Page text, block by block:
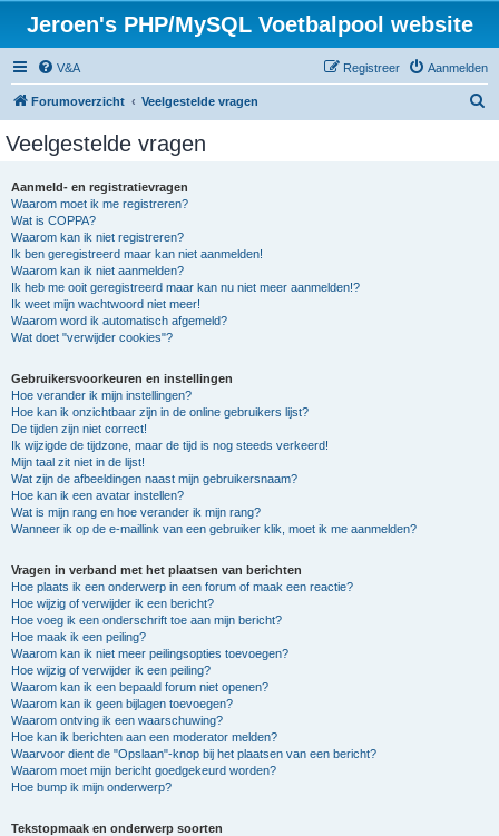
Jeroen's PHP/MySQL Voetbalpool website
V&A Aanmelden
Registreer
Forumoverzicht Veelgestelde vragen
Veelgestelde vragen
Aanmeld- en registratievragen
Waarom moet ik me registreren?
Wat is COPPA?
Waarom kan ik niet registreren?
Ik ben geregistreerd maar kan niet aanmelden!
Waarom kan ik niet aanmelden?
Ik heb me ooit geregistreerd maar kan nu niet meer aanmelden!?
Ik weet mijn wachtwoord niet meer!
Waarom word ik automatisch afgemeld?
Wat doet "verwijder cookies"?
Gebruikersvoorkeuren en instellingen
Hoe verander ik mijn instellingen?
Hoe kan ik onzichtbaar zijn in de online gebruikers lijst?
De tijden zijn niet correct!
Ik wijzigde de tijdzone, maar de tijd is nog steeds verkeerd!
Mijn taal zit niet in de lijst!
Wat zijn de afbeeldingen naast mijn gebruikersnaam?
Hoe kan ik een avatar instellen?
Wat is mijn rang en hoe verander ik mijn rang?
Wanneer ik op de e-maillink van een gebruiker klik, moet ik me aanmelden?
Vragen in verband met het plaatsen van berichten
Hoe plaats ik een onderwerp in een forum of maak een reactie?
Hoe wijzig of verwijder ik een bericht?
Hoe voeg ik een onderschrift toe aan mijn bericht?
Hoe maak ik een peiling?
Waarom kan ik niet meer peilingsopties toevoegen?
Hoe wijzig of verwijder ik een peiling?
Waarom kan ik een bepaald forum niet openen?
Waarom kan ik geen bijlagen toevoegen?
Waarom ontving ik een waarschuwing?
Hoe kan ik berichten aan een moderator melden?
Waarvoor dient de "Opslaan"-knop bij het plaatsen van een bericht?
Waarom moet mijn bericht goedgekeurd worden?
Hoe bump ik mijn onderwerp?
Tekstopmaak en onderwerp soorten